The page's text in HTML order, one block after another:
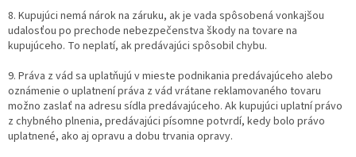
8. Kupujúci nemá nárok na záruku, ak je vada spôsobená vonkajšou
udalosťou po prechode nebezpečenstva škody na tovare na
kupujúceho. To neplatí, ak predávajúci spôsobil chybu.
9. Práva z vád sa uplatňujú v mieste podnikania predávajúceho alebo
oznámenie o uplatnení práva z vád vrátane reklamovaného tovaru
možno zaslať na adresu sídla predávajúceho. Ak kupujúci uplatní právo
z chybného plnenia, predávajúci písomne potvrdí, kedy bolo právo
uplatnené, ako aj opravu a dobu trvania opravy.